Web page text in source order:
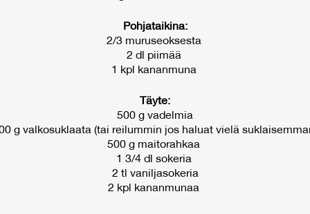
Pohjataikina:
2/3 muruseoksesta
2 dl piimää
1 kpl kananmuna
Täyte:
500 g vadelmia
g valkosuklaata (tai reilummin jos haluat vielä
500 g maitorahkaa
1 3/4 dl sokeria
2 tl vaniljasokeria
2 kpl kananmunaa